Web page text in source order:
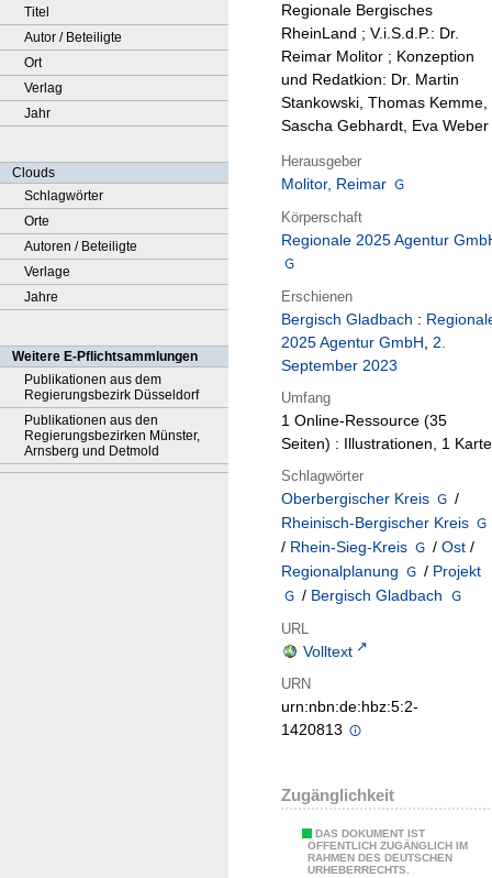
Titel
Autor / Beteiligte
Ort
Verlag
Jahr
Clouds
Schlagwörter
Orte
Autoren / Beteiligte
Verlage
Jahre
Weitere E-Pflichtsammlungen
Publikationen aus dem
Regierungsbezirk Düsseldorf
Publikationen aus den
Regierungsbezirken Münster,
Arnsberg und Detmold
Regionale Bergisches
RheinLand ; V.i.S.d.P.: Dr.
Reimar Molitor ; Konzeption
und Redatkion: Dr. Martin
Stankowski, Thomas Kemme,
Sascha Gebhardt, Eva Weber
Herausgeber
Molitor, Reimar
Körperschaft
Regionale 2025 Agentur
Erschienen
Bergisch Gladbach :
2025 Agentur GmbH, 2.
September 2023
Umfang
1 Online-Ressource (35
Seiten) : Illustrationen, 1 Karte
Schlagwörter
Oberbergischer Kreis
/
Rheinisch-Bergischer Kreis
/ Rhein-Sieg-Kreis / Ost /
Regionalplanung
/ Projekt
/ Bergisch Gladbach
URL
Volltext
URN
urn:nbn:de:hbz:5:2-
1420813
Zugänglichkeit
DAS DOKUMENT IST
ÖFFENTLICH ZUGÄNGLICH IM
RAHMEN DES DEUTSCHEN
URHEBERRECHTS.